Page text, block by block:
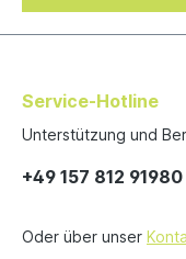
Service-Hotline
Unterstützung und
+49 157 812 91980
Oder über unser